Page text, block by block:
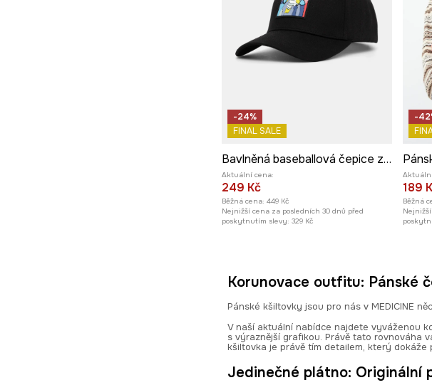
-24%
FINAL SALE
Bavlněná baseballová čepice ze speciální kolekce Eviva L'arte černá barva
Aktuální cena:
249 Kč
Běžná cena: 449 Kč
Nejnižší cena za posledních 30 dnů před
poskytnutím slevy: 329 Kč
-
189
Běžná
Korunovace outfitu: Pánské
Pánské kšiltovky jsou pro nás v MEDICINE
V naší aktuální nabídce najdete vyváženou
s výraznější grafikou. Právě tato rovnováha
kšiltovka je právě tím detailem, který dokáže
Jedinečné plátno: Originální